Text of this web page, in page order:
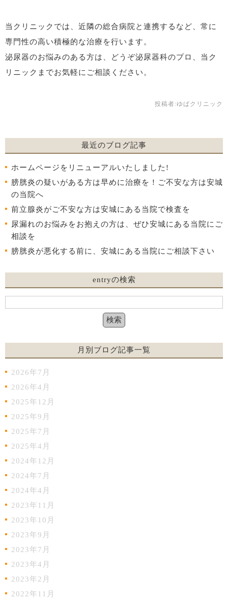
当クリニックでは、近隣の総合病院と連携するなど、常に
専門性の高い積極的な治療を行います。
泌尿器のお悩みのある方は、どうぞ泌尿器科のプロ、当ク
リニックまでお気軽にご相談ください。
投稿者: ゆばクリニック
最近のブログ記事
ホームページをリニューアルいたしました!
膀胱炎の疑いがある方は早めに治療を！ご不安な方は安城
の当院へ
前立腺炎がご不安な方は安城にある当院で検査を
尿漏れのお悩みをお抱えの方は、ぜひ安城にある当院にご
相談を
膀胱炎が悪化する前に、安城にある当院にご相談下さい
entryの検索
月別ブログ記事一覧
2026年7月
2026年4月
2025年12月
2025年9月
2025年7月
2025年4月
2024年12月
2024年7月
2024年4月
2023年11月
2023年10月
2023年9月
2023年7月
2023年4月
2023年2月
2022年11月